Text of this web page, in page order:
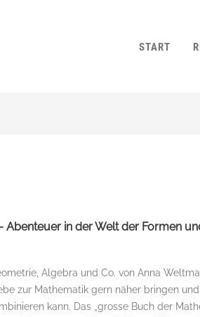
START
Abenteuer in der Welt der Formen
Algebra und Co. von Anna
zur Mathematik gern näher bringen
kann. Das „grosse Buch der